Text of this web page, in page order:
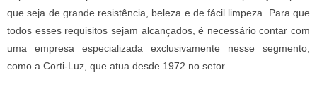
que seja de grande resistência, beleza e de fácil limpeza. Para que
todos esses requisitos sejam alcançados, é necessário contar com
uma empresa especializada exclusivamente nesse segmento,
como a Corti-Luz, que atua desde 1972 no setor.